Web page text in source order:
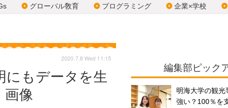
グローバル敎育 プログラミング 企業×学校
にもデータを生
画像
2020.7.8 Wed 11:15
編集部ピック
明海大学の観光
強い？100％を